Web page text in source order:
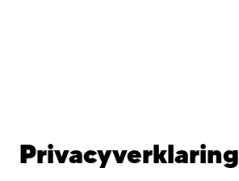
Privacyverklaring